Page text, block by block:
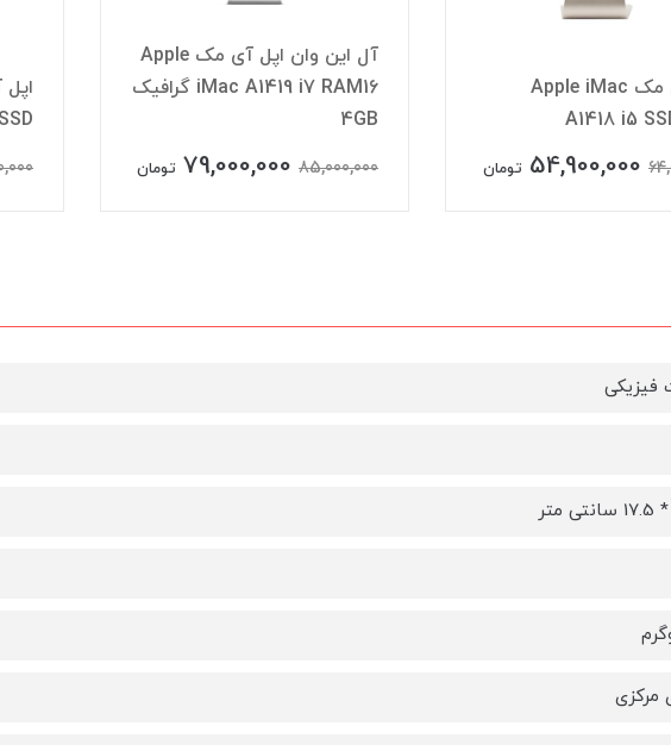
4GB
85,000,000
79,000,000
اپل آی مک Apple iMac
49,000,000
47,000,000
مرکزی